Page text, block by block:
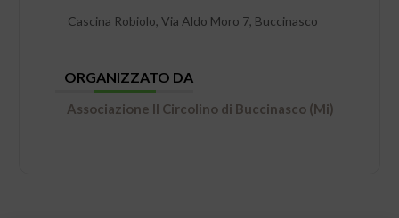
Cascina Robiolo, Via Aldo Moro 7, Buccinasco
ORGANIZZATO DA
Associazione Il Circolino di Buccinasco (Mi)